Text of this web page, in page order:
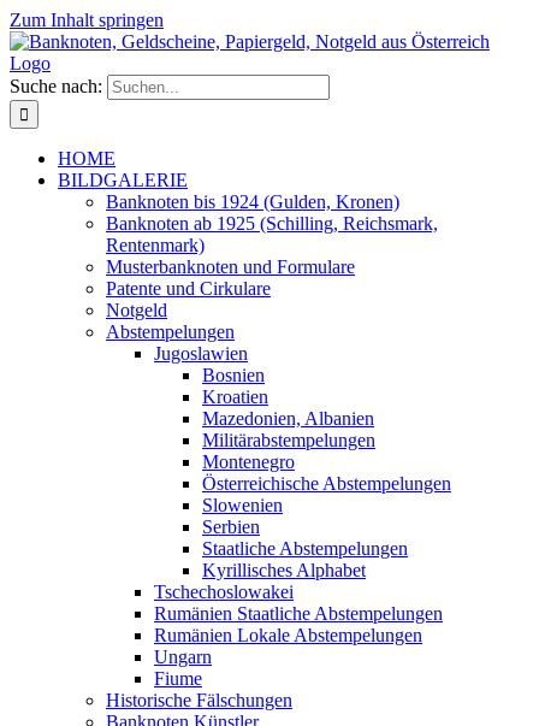
Zum Inhalt springen
Suche nach:
HOME
BILDGALERIE
Banknoten bis 1924 (Gulden, Kronen)
Banknoten ab 1925 (Schilling, Reichsmark,
Rentenmark)
Musterbanknoten und Formulare
Patente und Cirkulare
Notgeld
Abstempelungen
Jugoslawien
Bosnien
Kroatien
Mazedonien, Albanien
Militärabstempelungen
Montenegro
Österreichische Abstempelungen
Slowenien
Serbien
Staatliche Abstempelungen
Kyrillisches Alphabet
Tschechoslowakei
Rumänien Staatliche Abstempelungen
Rumänien Lokale Abstempelungen
Ungarn
Fiume
Historische Fälschungen
Banknoten Künstler